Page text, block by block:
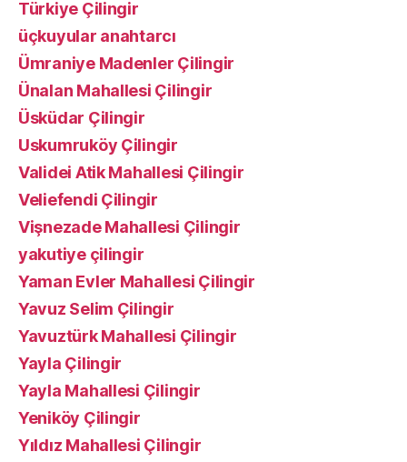
Türkiye Çilingir
üçkuyular anahtarcı
Ümraniye Madenler Çilingir
Ünalan Mahallesi Çilingir
Üsküdar Çilingir
Uskumruköy Çilingir
Validei Atik Mahallesi Çilingir
Veliefendi Çilingir
Vişnezade Mahallesi Çilingir
yakutiye çilingir
Yaman Evler Mahallesi Çilingir
Yavuz Selim Çilingir
Yavuztürk Mahallesi Çilingir
Yayla Çilingir
Yayla Mahallesi Çilingir
Yeniköy Çilingir
Yıldız Mahallesi Çilingir